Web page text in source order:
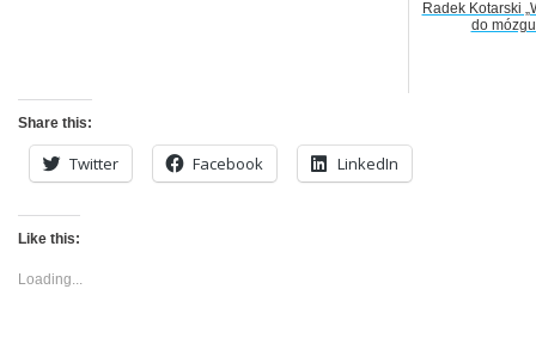
Radek Kotarski
do
Share this:
Twitter Facebook LinkedIn
Like this:
Loading...